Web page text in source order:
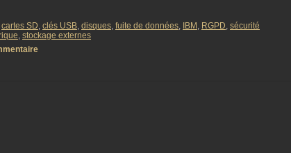
cartes SD, clés USB, disques, fuite de données, IBM , RGPD, sécurité
, stockage externes